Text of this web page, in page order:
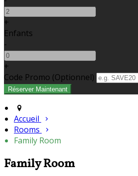
+
Enfants
-
+
Code Promo (Optionnel)
Accueil
Rooms
Family Room
Family Room